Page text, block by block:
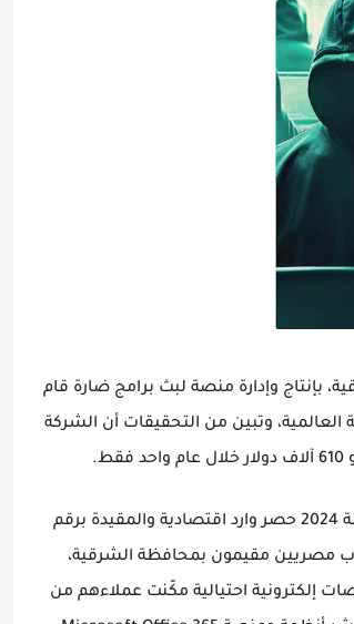
من محافظة الشرقية، بإنتاج وإدارة منصة لبث برامج ضارة قام
وتبين من التحقيقات أن الشركة
وتنظر المحكمة الاقتصادية بالمنصورة في القضية رقم 10805 لسنة 2024 حصر وارد اقتصادية والمقيدة برقم
شباب مصريين مقيمون بمحافظة الشرقية،
وتشغيل منصات إلكترونية احتيالية مكّنت عملاءهم من